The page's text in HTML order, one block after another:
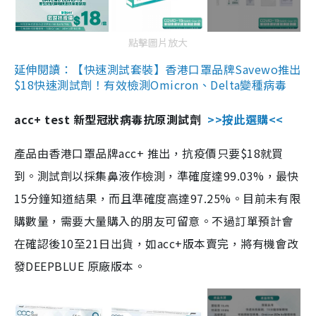
點擊圖片放大
延伸閱讀：【快速測試套裝】香港口罩品牌Savewo推出
$18快速測試劑！有效檢測Omicron、Delta變種病毒
acc+ test 新型冠狀病毒抗原測試劑 >>按此選購<<
產品由香港口罩品牌acc+ 推出，抗疫價只要$18就買
到。測試劑以採集鼻液作檢測，準確度達99.03%，最快
15分鐘知道結果，而且準確度高達97.25%。目前未有限
購數量，需要大量購入的朋友可留意。不過訂單預計會
在確認後10至21日出貨，如acc+版本賣完，將有機會改
發DEEPBLUE 原廠版本。